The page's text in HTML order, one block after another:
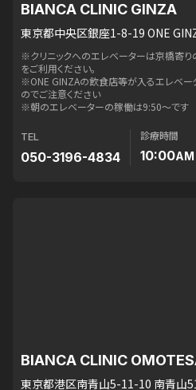
BIANCA CLINIC GINZA
東京都中央区銀座1-8-19 ONE
※クリニックへのエレベーターは京橋寄
をご利用ください。
※ONE GINZAの飲食店等が入るエレベ
のでご注意ください
※朝のエレベーターの稼働は9:50〜です
TEL
050-3196-4834
診療時間
10:00AM
BIANCA CLINIC
東京都港区南青山5-11-10 南青山